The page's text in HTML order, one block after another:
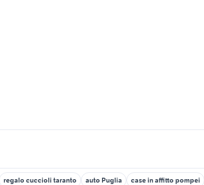
regalo cuccioli taranto auto Puglia case in affitto pompei